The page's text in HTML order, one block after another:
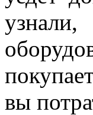
вы